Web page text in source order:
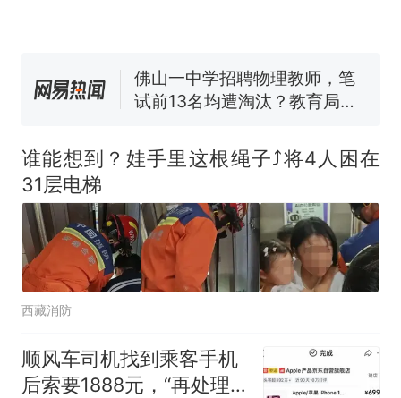
已叫停招聘，成立调查组全面
核查
笔试第一被第二名传话劝弃考
官方通报
因老师一句“跟我回家”改写了
谁能想到？娃手里这根绳子⤴️将4人困在
31层电梯
西藏消防
顺风车司机找到乘客手机
后索要1888元，“再处理